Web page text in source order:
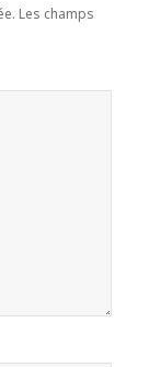
Les champs